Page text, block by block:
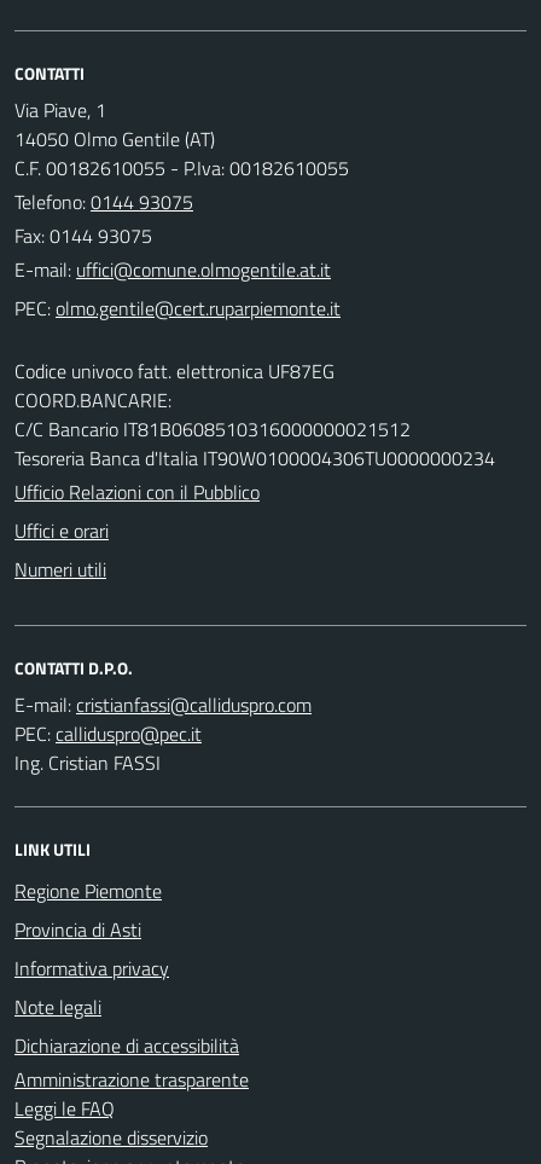
CONTATTI
Via Piave, 1
14050 Olmo Gentile (AT)
C.F. 00182610055 - P.Iva: 00182610055
Telefono:0144 93075
Fax: 0144 93075
E-mail:
PEC:
Codice univoco fatt. elettronica UF87EG
COORD.BANCARIE:
C/C Bancario IT81B0608510316000000021512
Tesoreria Banca d'Italia IT90W0100004306TU0000000234
Ufficio Relazioni con il Pubblico
Uffici e orari
Numeri utili
CONTATTI D.P.O.
E-mail:
PEC:
Ing. Cristian FASSI
LINK UTILI
Regione Piemonte
Provincia di Asti
Informativa privacy
Note legali
Dichiarazione di accessibilità
Amministrazione trasparente
Leggi le FAQ
Segnalazione disservizio